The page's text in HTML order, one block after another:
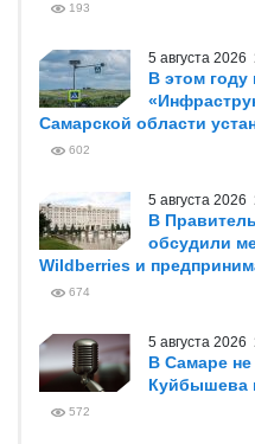
193
5 августа 2026
В этом году
Самарской области
602
5 августа 2026
В
обсудили
Wildberries и
674
5 августа 2026
В Самаре не
Куйбышева
572